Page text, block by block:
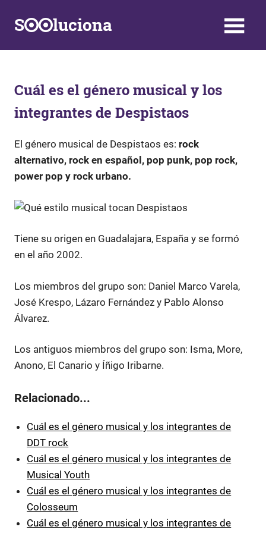
S luciona
y
Soluciones
a
problemas
la
vida
diaria
Cuál es el género musical y los
integrantes de Despistaos
El género musical de Despistaos es: rock
alternativo, rock en español, pop punk, pop rock,
power pop y rock urbano.
Tiene su origen en Guadalajara, España y se formó
en el año 2002.
Los miembros del grupo son: Daniel Marco Varela,
José Krespo, Lázaro Fernández y Pablo Alonso
Álvarez.
Los antiguos miembros del grupo son: Isma, More,
Anono, El Canario y Íñigo Iribarne.
Relacionado...
Cuál es el género musical y los integrantes de
DDT rock
Cuál es el género musical y los integrantes de
Musical Youth
Cuál es el género musical y los integrantes de
Colosseum
Cuál es el género musical y los integrantes de